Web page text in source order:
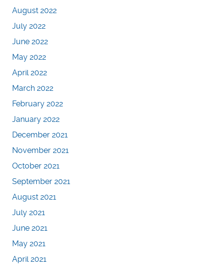
August 2022
July 2022
June 2022
May 2022
April 2022
March 2022
February 2022
January 2022
December 2021
November 2021
October 2021
September 2021
August 2021
July 2021
June 2021
May 2021
April 2021